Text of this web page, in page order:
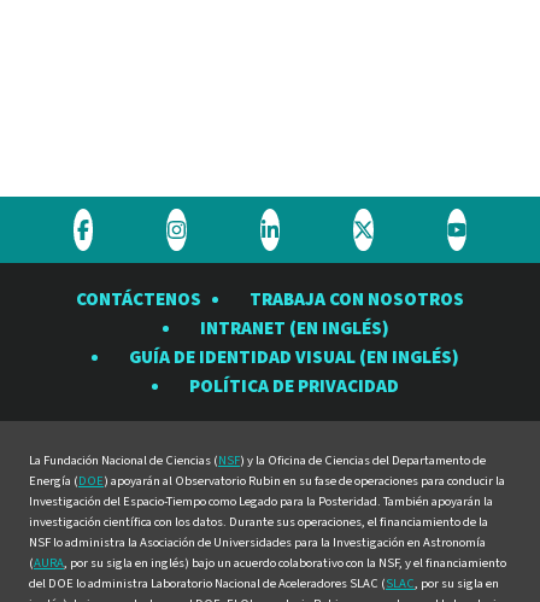
Visite
Observatorio
Visite
Observatorio
Rubin
en
Visite
Observatorio
Rubin
en
Visite
Observatorio
Rubin
en
Visite
Rubin
en
CONTÁCTENOS
TRABAJA CON NOSOTROS
INTRANET (EN INGLÉS)
GUÍA DE IDENTIDAD VISUAL (EN INGLÉS)
POLÍTICA DE PRIVACIDAD
La Fundación Nacional de Ciencias (NSF) y la Oficina de Ciencias del Departamento de
Energía (DOE) apoyarán al Observatorio Rubin en su fase de operaciones para conducir la
Investigación del Espacio-Tiempo como Legado para la Posteridad. También apoyarán la
investigación científica con los datos. Durante sus operaciones, el financiamiento de la
NSF lo administra la Asociación de Universidades para la Investigación en Astronomía
(AURA, por su sigla en inglés) bajo un acuerdo colaborativo con la NSF, y el financiamiento
del DOE lo administra Laboratorio Nacional de Aceleradores SLAC (SLAC, por su sigla en